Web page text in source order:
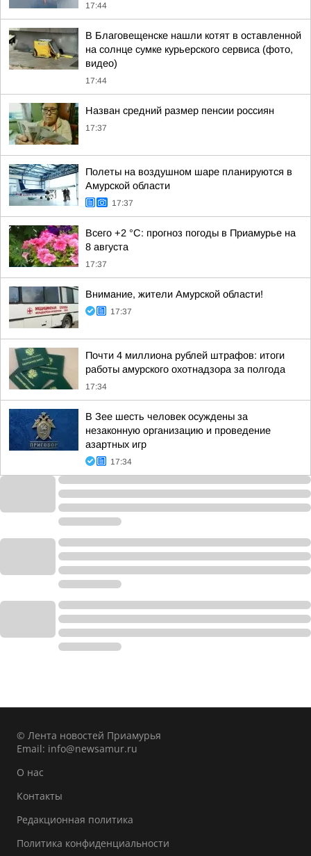
17:44
В Благовещенске нашли котят в оставленной
на солнце сумке курьерского сервиса (фото,
видео)
17:44
Назван средний размер пенсии россиян
17:37
Полеты на воздушном шаре планируются в
Амурской области
17:37
Всего +2 °С: прогноз погоды в Приамурье на
8 августа
17:37
Внимание, жители Амурской области!
17:37
Почти 4 миллиона рублей штрафов: итоги
работы амурского охотнадзора за полгода
17:34
В Зее шесть человек осуждены за
незаконную организацию и проведение
азартных игр
17:34
© Лента новостей Приамурья
Email: info@newsamur.ru
О нас
Контакты
Редакционная политика
Политика конфиденциальности